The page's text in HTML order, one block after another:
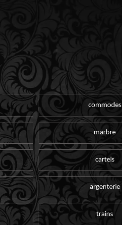
commodes
marbre
cartels
argenterie
trains